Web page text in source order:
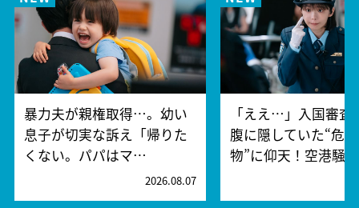
暴力夫が親権取得…。幼い
息子が切実な訴え「帰りた
くない。パパはマ…
2026.08.07
「ええ…」入国審査
腹に隠していた“危
物”に仰天！空港騒